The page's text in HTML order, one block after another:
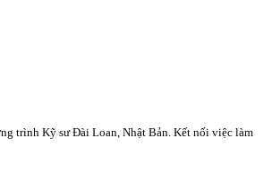
trình Kỹ sư Đài Loan, Nhật Bản. Kết nối việc làm